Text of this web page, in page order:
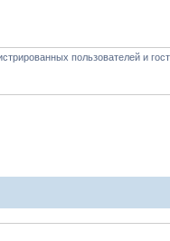
пользователей и